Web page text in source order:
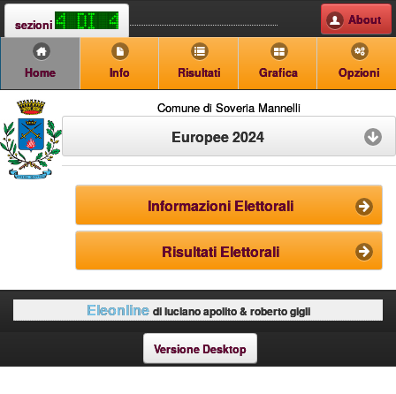
sezioni About
Home Info Risultati Grafica Opzioni
Comune di Soveria Mannelli
Europee 2024
Informazioni Elettorali
Risultati Elettorali
Eleonline di luciano apolito & roberto gigli
Versione Desktop